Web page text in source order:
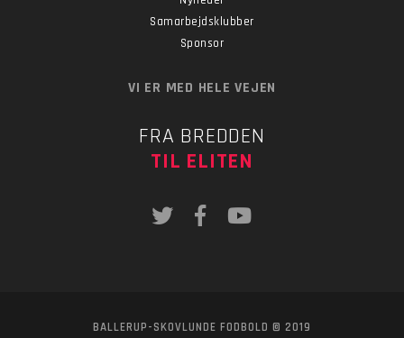
Samarbejdsklubber
Sponsor
VI ER MED HELE VEJEN
FRA BREDDEN
TIL ELITEN
BALLERUP-SKOVLUNDE FODBOLD © 2019